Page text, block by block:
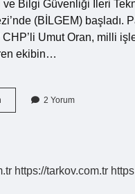
Bilgi Güvenliği İleri
(BİLGEM) başladı.
CHP’li Umut Oran, milli
ekibin…
Ne
2 Yorum
https://tarkov.com.tr